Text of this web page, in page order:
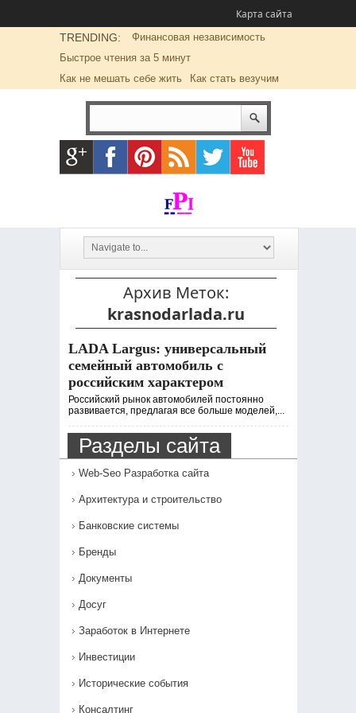
Карта сайта
TRENDING:
Финансовая независимость
Быстрое чтения за 5 минут
Как не мешать себе жить
Как стать везучим
Архив Меток:
krasnodarlada.ru
LADA Largus: универсальный
семейный автомобиль с
российским характером
Российский рынок автомобилей постоянно
развивается, предлагая все больше моделей,...
Разделы сайта
Web-Seo Разработка сайта
Архитектура и строительство
Банковские системы
Бренды
Документы
Досуг
Заработок в Интернете
Инвестиции
Исторические события
Консалтинг